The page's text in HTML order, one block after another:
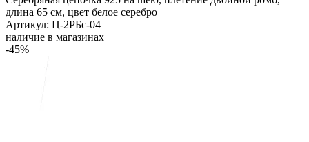
длина 65 см, цвет белое серебро
Артикул: Ц-2РБс-04
наличие в магазинах
-45%